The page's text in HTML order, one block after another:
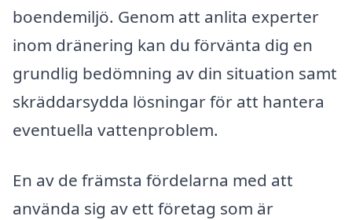
boendemiljö. Genom att anlita experter
inom dränering kan du förvänta dig en
grundlig bedömning av din situation samt
skräddarsydda lösningar för att hantera
eventuella vattenproblem.
En av de främsta fördelarna med att
använda sig av ett företag som är